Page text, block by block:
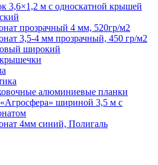
3,6×1,2 м с односкатной крышей
прозрачный 4 мм, 520гр/м2
3,5-4 мм прозрачный, 450 гр/м2
широкий
алюминиевые планки
шириной 3,5 м с
4мм синий, Полигаль